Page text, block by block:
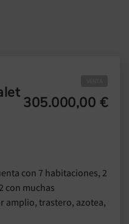
305.000,00 €
con 7 habitaciones, 2
con muchas
amplio, trastero, azotea,